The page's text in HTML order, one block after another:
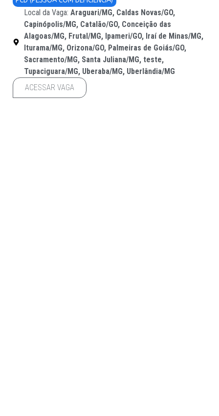
Local da Vaga: Araguari/MG, Caldas Novas/GO,
Capinópolis/MG, Catalão/GO, Conceição das
Alagoas/MG, Frutal/MG, Ipameri/GO, Iraí de Minas/MG,
Iturama/MG, Orizona/GO, Palmeiras de Goiás/GO,
Sacramento/MG, Santa Juliana/MG, teste,
Tupaciguara/MG, Uberaba/MG, Uberlândia/MG
ACESSAR VAGA